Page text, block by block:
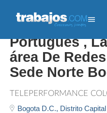
Asesores
Portugués ,
área De
Sede Norte
TELEPERFORMANCE
Bogota D.C., Distrito Capital